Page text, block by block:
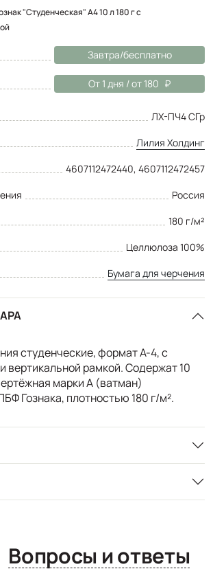
"Студенческая" А4 10 л 180 г с
Завтра/бесплатно
От 1 дня / от 180
ЛХ-ПЧ4 СГр
Лилия Холдинг
4607112472440, 4607112472457
Россия
180 г/м²
Целлюлоза 100%
Бумага для черчения
студенческие, формат А-4, с
вертикальной рамкой. Содержат 10
марки А (ватман)
Гознака, плотностью 180 г/м².
Вопросы и ответы